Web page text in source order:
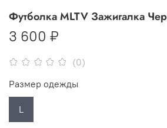
(0)
Футболка MLTV Зажигалка
3 600 ₽
Размер одежды
L